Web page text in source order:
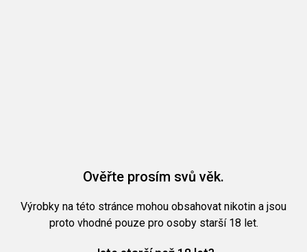
Ověřte prosím svů věk.
Výrobky na této stránce mohou obsahovat nikotin a jsou
proto vhodné pouze pro osoby starší 18 let.